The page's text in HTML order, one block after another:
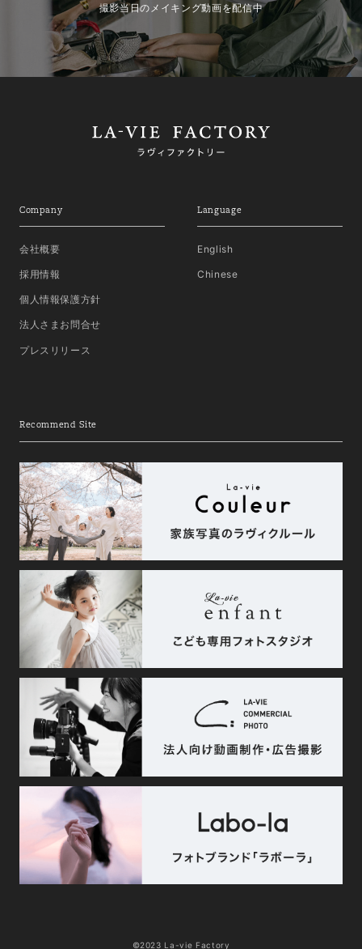
撮影当日のメイキング動画を配信中
Company
会社概要
採用情報
個人情報保護方針
法人さまお問合せ
プレスリリース
Language
English
Chinese
Recommend Site
©2023 La-vie Factory